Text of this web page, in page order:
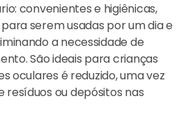
convenientes e higiênicas,
serem usadas por um dia e
a necessidade de
São ideais para crianças
oculares é reduzido, uma vez
resíduos ou depósitos nas